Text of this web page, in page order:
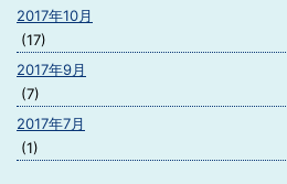
2017年10月
(17)
2017年9月
(7)
2017年7月
(1)